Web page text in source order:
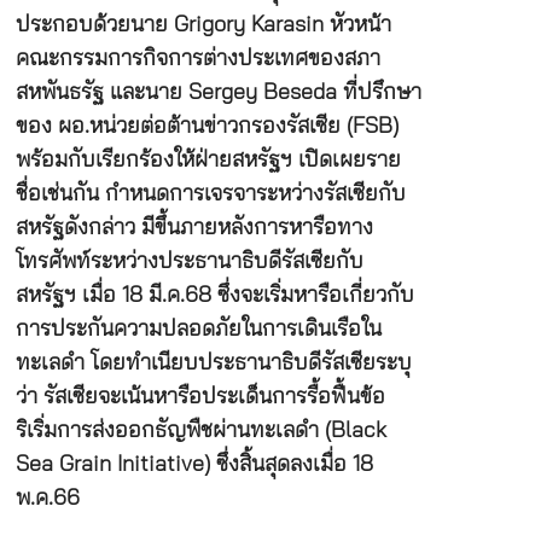
ประกอบด้วยนาย Grigory Karasin หัวหน้า
คณะกรรมการกิจการต่างประเทศของสภา
สหพันธรัฐ และนาย Sergey Beseda ที่ปรึกษา
ของ ผอ.หน่วยต่อต้านข่าวกรองรัสเซีย (FSB)
พร้อมกับเรียกร้องให้ฝ่ายสหรัฐฯ เปิดเผยราย
ชื่อเช่นกัน กำหนดการเจรจาระหว่างรัสเซียกับ
สหรัฐดังกล่าว มีขึ้นภายหลังการหารือทาง
โทรศัพท์ระหว่างประธานาธิบดีรัสเซียกับ
สหรัฐฯ เมื่อ 18 มี.ค.68 ซึ่งจะเริ่มหารือเกี่ยวกับ
การประกันความปลอดภัยในการเดินเรือใน
ทะเลดำ โดยทำเนียบประธานาธิบดีรัสเซียระบุ
ว่า รัสเซียจะเน้นหารือประเด็นการรื้อฟื้นข้อ
ริเริ่มการส่งออกธัญพืชผ่านทะเลดำ (Black
Sea Grain Initiative) ซึ่งสิ้นสุดลงเมื่อ 18
พ.ค.66